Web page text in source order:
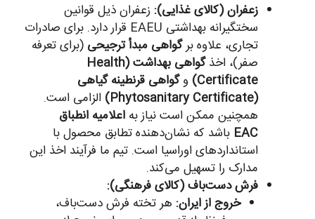
زعفران (کالای غذایی): زعفران ذیل قوانین
سختگیرانه بهداشتی EAEU قرار دارد. برای صادرات
تجاری، علاوه برگواهی مبدأ ترجیحی (برای تعرفه
صفر)، اخذ
گواهی بهداشت (Health
Certificate) وگواهی قرنطینه گیاهی
(Phytosanitary Certificate)
الزامی است.
همچنین ممکن است نیاز به اعلامیه انطباق
EAC باشد که نشان‌دهنده تطابق محصول با
استانداردهای اوراسیا است. تیم ما فرآیند اخذ این
مدارک را تسهیل می‌کند.
فرش دست‌باف (کالای فرهنگی):
خروج از ایران: هر تخته فرش دست‌باف،